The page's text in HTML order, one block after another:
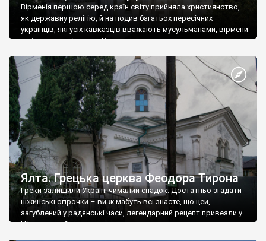
Вірменія першою серед країн світу прийняла християнство,
як державну релігію, й на подив багатьох пересічних
українців, які усіх кавказців вважають мусульманами, вірмени
є відданими вірянами Христа
Ялта. Грецька церква Феодора Тирона
Греки залишили Україні чималий спадок. Достатньо згадати
ніжинські огірочки – ви ж мабуть всі знаєте, що цей,
загублений у радянські часи, легендарний рецепт привезли у
Ніжин греки?